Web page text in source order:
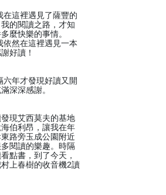
在這裡遇見了薩豐的
的閱讀之路，才知
麼快樂的事情。
依然在這裡遇見一本
好讀！
六年才發現好讀又開
深深感謝。
現艾西莫夫的基地
伯利昂，讓我在年
路旁玉成公園附近
閱讀的樂趣。時隔
點書，到了今天，
上春樹的收音機2讀